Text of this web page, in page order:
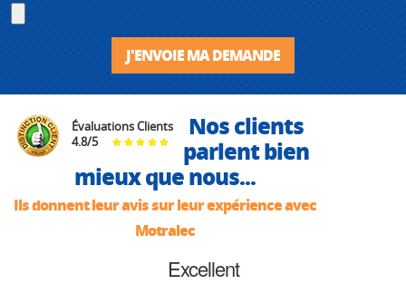
J'ENVOIE MA DEMANDE
Évaluations Clients
4.8/5
Nos clients
parlent bien
mieux que nous...
Ils donnent leur avis sur leur expérience avec
Motralec
Excellent